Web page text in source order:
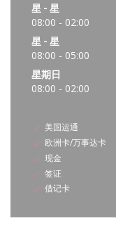
星 - 星
08:00 - 02:00
星 - 星
08:00 - 05:00
星期日
08:00 - 02:00
美国运通
欧洲卡/万事达卡
现金
签证
借记卡